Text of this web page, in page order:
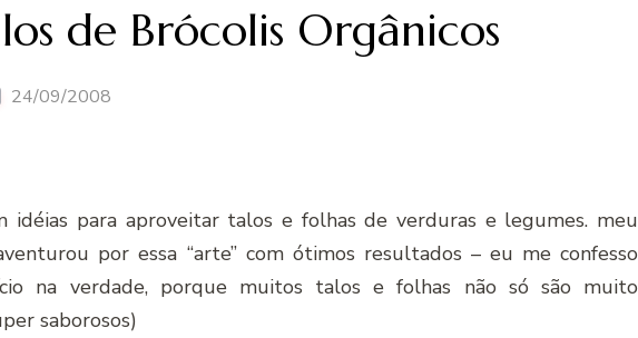
de Brócolis Orgânicos
24/09/2008
idéias para aproveitar talos e folhas de verduras e legumes. meu
por essa “arte” com ótimos resultados – eu me confesso
na verdade, porque muitos talos e folhas não só são muito
saborosos)